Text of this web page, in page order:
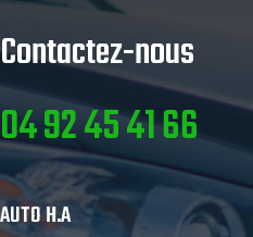
Contactez-nous
04 92 45 41 66
AUTO H.A